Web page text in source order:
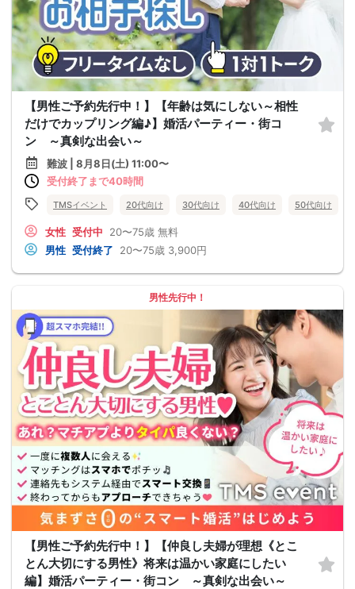
【男性ご予約先行中！】【年齢は気にしない～相性
だけでカップリング編♪】婚活パーティー・街コ
ン ～真剣な出会い～
難波 | 8月8日(土) 11:00〜
受付終了まで40時間
TMSイベント 20代向け 30代向け 40代向け 50代向け
女性 受付中 20〜75歳 無料
男性 受付終了 20〜75歳 3,900円
男性先行中！
【男性ご予約先行中！】【仲良し夫婦が理想《とこ
とん大切にする男性》将来は温かい家庭にしたい
編】婚活パーティー・街コン ～真剣な出会い～